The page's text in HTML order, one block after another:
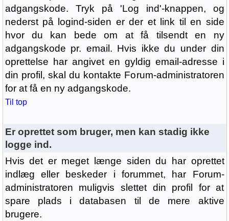
adgangskode. Tryk på 'Log ind'-knappen, og
nederst på logind-siden er der et link til en side
hvor du kan bede om at få tilsendt en ny
adgangskode pr. email. Hvis ikke du under din
oprettelse har angivet en gyldig email-adresse i
din profil, skal du kontakte Forum-administratoren
for at få en ny adgangskode.
Til top
Er oprettet som bruger, men kan stadig ikke
logge ind.
Hvis det er meget længe siden du har oprettet
indlæg eller beskeder i forummet, har Forum-
administratoren muligvis slettet din profil for at
spare plads i databasen til de mere aktive
brugere.